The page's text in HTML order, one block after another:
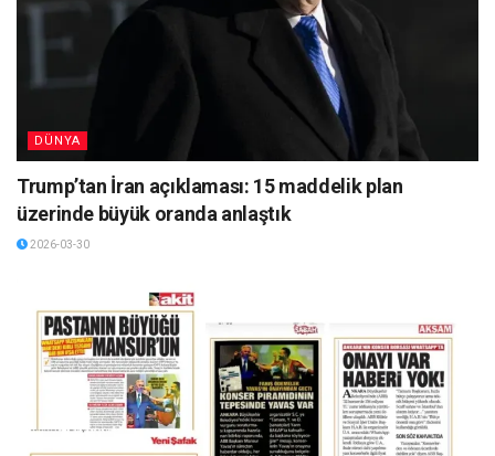
DÜNYA
Trump’tan İran açıklaması: 15 maddelik plan
üzerinde büyük oranda anlaştık
2026-03-30